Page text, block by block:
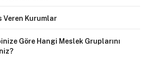
Veren Kurumlar
Göre Hangi Meslek Gruplarını